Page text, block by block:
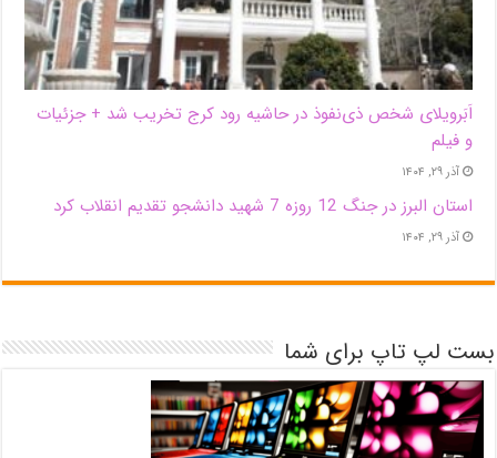
اَبَر‌ویلای شخص ذی‌نفوذ در حاشیه‌ رود کرج تخریب شد + جزئیات
و فیلم
آذر ۲۹, ۱۴۰۴
استان البرز در جنگ 12 روزه 7 شهید دانشجو تقدیم انقلاب کرد
آذر ۲۹, ۱۴۰۴
بست لپ تاپ برای شما